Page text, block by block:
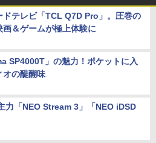
ドテレビ「TCL Q7D Pro」。圧巻の
画＆ゲームが極上体験に
SP4000T」の魅力！ポケットに入
オの醍醐味
力「NEO Stream 3」「NEO iDSD